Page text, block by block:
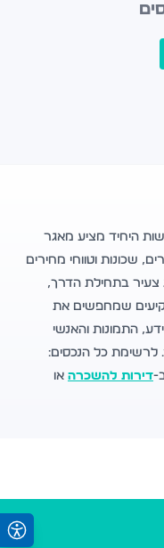
היחיד מציע מאגר
שכונות וטווחי מחירים
צעיר בתחילת הדרך,
שמחפשים את
התמונות והאנשי
לרשימת כל הנכסים:
דירות להשכרה או